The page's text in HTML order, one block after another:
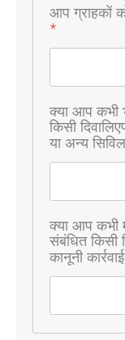
आप ग्राहकों
*
क्या आप कभी
किसी
या अन्य
क्या आप कभी
संबंधित किसी
कानूनी